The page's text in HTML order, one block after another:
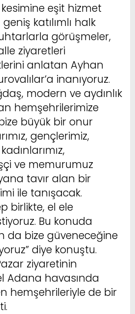
eşit hizmet
katılımlı halk
görüşmeler,
ziyaretleri
anlatan Ayhan
inanıyoruz.
modern ve aydınlık
hemşehrilerimize
büyük bir onur
gençlerimiz,
ve memurumuz
tavır alan bir
ile tanışacak.
birlikte, el ele
Bu konuda
da bize güveneceğine
diye konuştu.
ziyaretinin
Adana havasında
hemşehrileriyle de bir